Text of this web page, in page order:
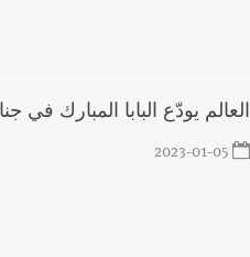
العالم يودّع البابا المبارك في
2023-01-05